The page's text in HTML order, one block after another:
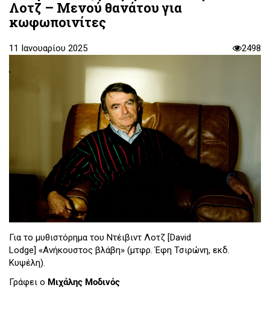
Λοτζ – Μενού θανάτου για
κωφωποινίτες
11 Ιανουαρίου 2025 2498
Για το μυθιστόρημα του Ντέιβιντ Λοτζ [David
Lodge] «Ανήκουστος βλάβη» (μτφρ. Έφη Τσιρώνη, εκδ.
Κυψέλη).
Γράφει ο Μιχάλης Μοδινός